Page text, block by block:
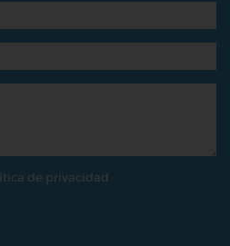
de privacidad